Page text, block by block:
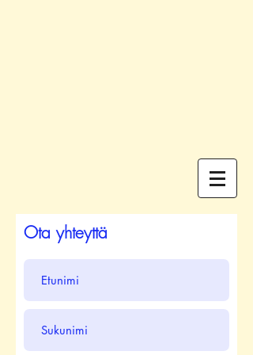
Ota yhteyttä